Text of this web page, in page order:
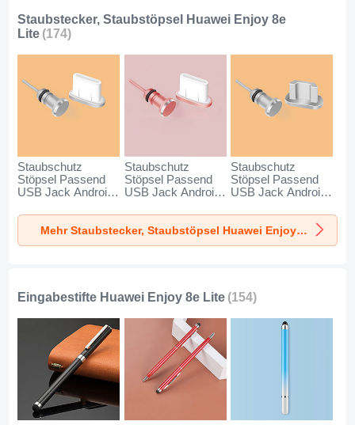
Staubstecker, Staubstöpsel Huawei Enjoy 8e
Lite (174)
Staubschutz
Stöpsel Passend
USB Jack Android
für Huawei Enjoy
8e Lite Silber
Staubschutz
Stöpsel Passend
USB Jack Android
für Huawei Enjoy
8e Lite Rosegold
Staubschutz
Stöpsel Passend
USB Jack Android
Huawei Enjoy 8e
Lite Silber
Mehr Staubstecker, Staubstöpsel Huawei Enjoy 8e Lite
Eingabestifte Huawei Enjoy 8e Lite (154)